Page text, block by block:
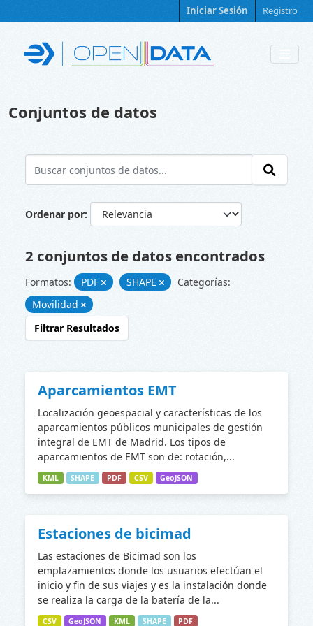
Iniciar Sesión Registro
Conjuntos de datos
Ordenar por
2 conjuntos de datos encontrados
Formatos: PDF SHAPE
Categorías:
Movilidad
Filtrar Resultados
Aparcamientos EMT
Localización geoespacial y características de los
aparcamientos públicos municipales de gestión
integral de EMT de Madrid. Los tipos de
aparcamientos de EMT son de: rotación,...
KML SHAPE PDF CSV GeoJSON
Estaciones de bicimad
Las estaciones de Bicimad son los
emplazamientos donde los usuarios efectúan el
inicio y fin de sus viajes y es la instalación donde
se realiza la carga de la batería de la...
CSV GeoJSON KML SHAPE PDF